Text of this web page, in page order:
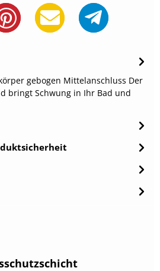
gebogen Mittelanschluss Der
bringt Schwung in Ihr Bad und